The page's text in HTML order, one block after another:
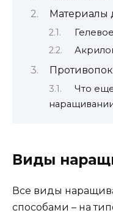
Материалы
Что
Виды
Все виды
способами – на